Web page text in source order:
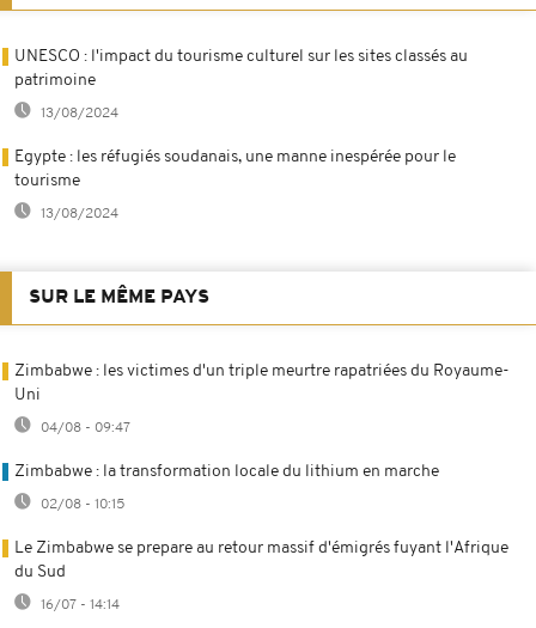
UNESCO : l'impact du tourisme culturel sur les sites classés au
patrimoine
13/08/2024
Egypte : les réfugiés soudanais, une manne inespérée pour le
tourisme
13/08/2024
SUR LE MÊME PAYS
Zimbabwe : les victimes d'un triple meurtre rapatriées du Royaume-
Uni
04/08 - 09:47
Zimbabwe : la transformation locale du lithium en marche
02/08 - 10:15
Le Zimbabwe se prepare au retour massif d'émigrés fuyant l'Afrique
du Sud
16/07 - 14:14